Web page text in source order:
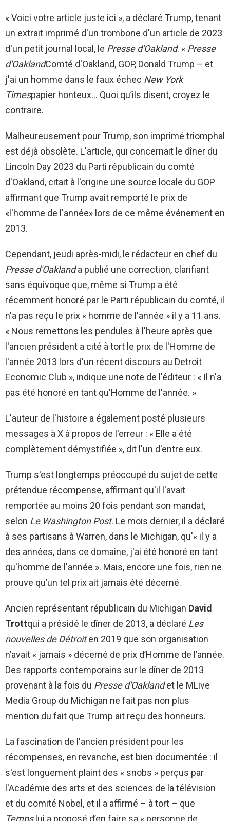
« Voici votre article juste ici », a déclaré Trump, tenant
un extrait imprimé d'un trombone d'un article de 2023
d'un petit journal local, le Presse d'Oakland. « Presse
d'OaklandComté d'Oakland, GOP, Donald Trump – et
j'ai un homme dans le faux échec New York
Timespapier honteux… Quoi qu’ils disent, croyez le
contraire.
Malheureusement pour Trump, son imprimé triomphal
est déjà obsolète. L'article, qui concernait le dîner du
Lincoln Day 2023 du Parti républicain du comté
d'Oakland, citait à l'origine une source locale du GOP
affirmant que Trump avait remporté le prix de
«l'homme de l'année» lors de ce même événement en
2013.
Cependant, jeudi après-midi, le rédacteur en chef du
Presse d'Oaklanda publié une correction, clarifiant
sans équivoque que, même si Trump a été
récemment honoré par le Parti républicain du comté, il
n'a pas reçu le prix « homme de l'année » il y a 11 ans.
« Nous remettons les pendules à l'heure après que
l'ancien président a cité à tort le prix de l'Homme de
l'année 2013 lors d'un récent discours au Detroit
Economic Club », indique une note de l'éditeur : « Il n'a
pas été honoré en tant qu'Homme de l'année. »
L'auteur de l'histoire a également posté plusieurs
messages à X à propos de l'erreur : « Elle a été
complètement démystifiée », dit l'un d'entre eux.
Trump s'est longtemps préoccupé du sujet de cette
prétendue récompense, affirmant qu'il l'avait
remportée au moins 20 fois pendant son mandat,
selon Le Washington Post. Le mois dernier, il a déclaré
à ses partisans à Warren, dans le Michigan, qu'« il y a
des années, dans ce domaine, j'ai été honoré en tant
qu'homme de l'année ». Mais, encore une fois, rien ne
prouve qu’un tel prix ait jamais été décerné.
Ancien représentant républicain du Michigan David
Trottqui a présidé le dîner de 2013, a déclaré Les
nouvelles de Détroiten 2019 que son organisation
n’avait « jamais » décerné de prix d’Homme de l’année.
Des rapports contemporains sur le dîner de 2013
provenant à la fois du Presse d'Oaklandet le MLive
Media Group du Michigan ne fait pas non plus
mention du fait que Trump ait reçu des honneurs.
La fascination de l'ancien président pour les
récompenses, en revanche, est bien documentée : il
s'est longuement plaint des « snobs » perçus par
l'Académie des arts et des sciences de la télévision
et du comité Nobel, et il a affirmé – à tort – que
Tempslui a proposé d’en faire sa « personne de